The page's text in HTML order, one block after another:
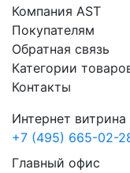
Компания AST
Покупателям
Обратная связь
Категории
Контакты
Интернет витрина
+7 (495) 665-02-
Главный офис